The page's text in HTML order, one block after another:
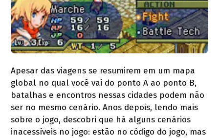
Apesar das viagens se resumirem em um mapa
global no qual você vai do ponto A ao ponto B,
batalhas e encontros nessas cidades podem não
ser no mesmo cenário. Anos depois, lendo mais
sobre o jogo, descobri que há alguns cenários
inacessíveis no jogo: estão no código do jogo, mas